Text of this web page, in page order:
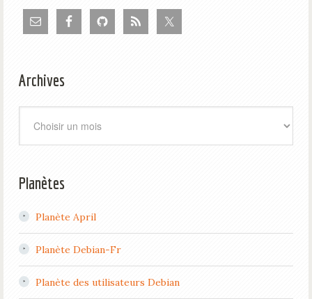
Archives
Planètes
Planète April
Planète Debian-Fr
Planète des utilisateurs Debian